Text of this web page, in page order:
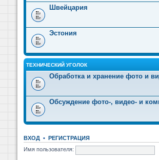
Швейцария
Эстония
ТЕХНИЧЕСКИЙ УГОЛОК
Обработка и хранение фото и
Обсуждение фото-, видео- и
ВХОД • РЕГИСТРАЦИЯ
Имя пользователя: